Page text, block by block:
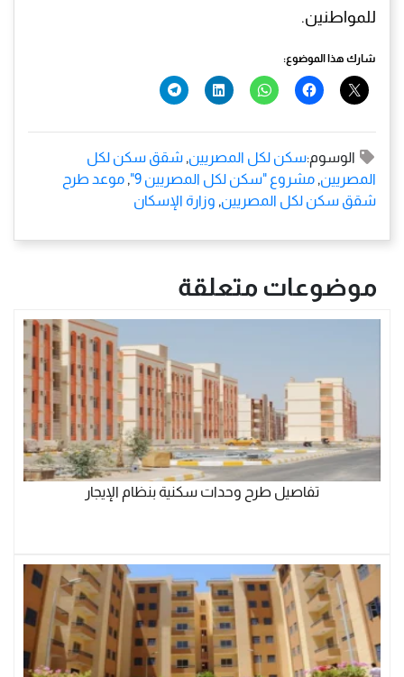
للمواطنين.
شارك هذا الموضوع:
الوسوم:سكن لكل المصريين, شقق سكن لكل
المصريين, مشروع "سكن لكل المصريين 9" , موعد طرح
شقق سكن لكل المصريين, وزارة الإسكان
موضوعات متعلقة
تفاصيل طرح وحدات سكنية بنظام الإيجار